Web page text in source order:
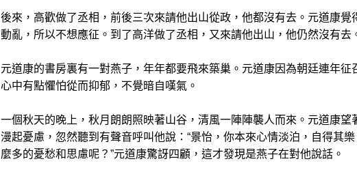
後來，高歡做了丞相，前後三次來請他出山從政，他都沒有去。元道康覺
動亂，所以不想應征。到了高洋做了丞相，又來請他出山，他仍然沒有去
元道康的書房裏有一對燕子，年年都要飛來築巢。元道康因為朝廷連年征
心中有點懼怕從而抑郁，不覺暗自嘆氣。
一個秋天的晚上，秋月朗朗照映著山谷，清風一陣陣襲人而來。元道康望
漫起憂慮，忽然聽到有聲音呼叫他說：“景怡，你本來心情淡泊，自得其
麼多的憂愁和思慮呢？”元道康驚訝四顧，這才發現是燕子在對他說話。